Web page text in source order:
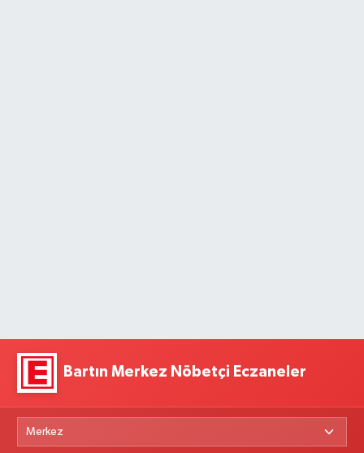
Bartın Merkez Nöbetçi Eczaneler